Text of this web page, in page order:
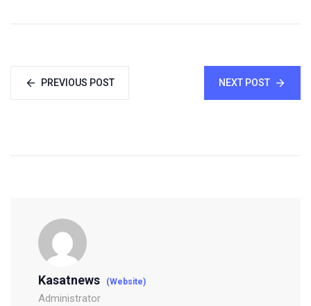
PREVIOUS POST NEXT POST
Kasatnews (Website)
Administrator